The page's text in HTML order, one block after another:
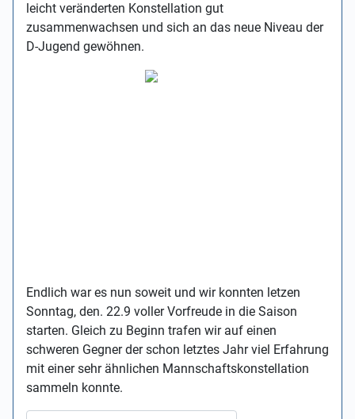
leicht veränderten Konstellation gut
zusammenwachsen und sich an das neue Niveau der
D-Jugend gewöhnen.
Endlich war es nun soweit und wir konnten letzen
Sonntag, den. 22.9 voller Vorfreude in die Saison
starten. Gleich zu Beginn trafen wir auf einen
schweren Gegner der schon letztes Jahr viel Erfahrung
mit einer sehr ähnlichen Mannschaftskonstellation
sammeln konnte.